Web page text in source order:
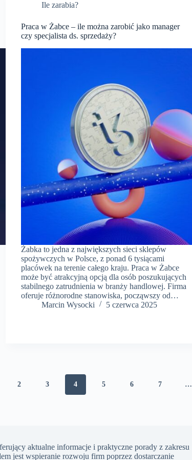
Ile zarabia?
Praca w Żabce – ile można zarobić jako manager
czy specjalista ds. sprzedaży?
Żabka to jedna z największych sieci sklepów
spożywczych w Polsce, z ponad 6 tysiącami
placówek na terenie całego kraju. Praca w Żabce
może być atrakcyjną opcją dla osób poszukujących
stabilnego zatrudnienia w branży handlowej. Firma
oferuje różnorodne stanowiska, począwszy od…
Marcin Wysocki
5 czerwca 2025
2 3 4 5 6 7 …
aktualne informacje i praktyczne porady z zakresu
jest wspieranie rozwoju firm poprzez dostarczanie